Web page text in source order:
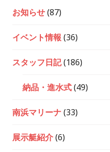
お知らせ(87)
イベント情報 (36)
スタッフ日記(186)
納品・進水式(49)
南浜マリーナ(33)
展示艇紹介(6)